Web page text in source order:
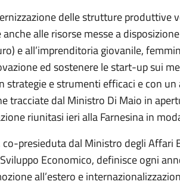
delle strutture produttive
alle risorse messe a
e all’imprenditoria giovanile,
ed sostenere le start-up sui
strategie e strumenti efficaci e con
tracciate dal Ministro Di Maio in
riunitasi ieri alla Farnesina in
co-presieduta dal Ministro degli Affari
Economico, definisce ogni
all’estero e